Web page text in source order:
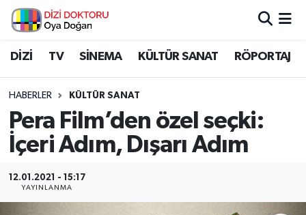
DİZİ TV SİNEMA KÜLTÜR SANAT RÖPORTAJ
HABERLER KÜLTÜR SANAT
Pera Film’den özel seçki:
İçeri Adım, Dışarı Adım
12.01.2021 - 15:17
YAYINLANMA
İstanbul Nöbetçi Eczaneler
İstanbul Namaz Vakitleri
İstanbul Trafik Yoğunluk Haritası
Süper Lig Puan Durumu ve Fikstür